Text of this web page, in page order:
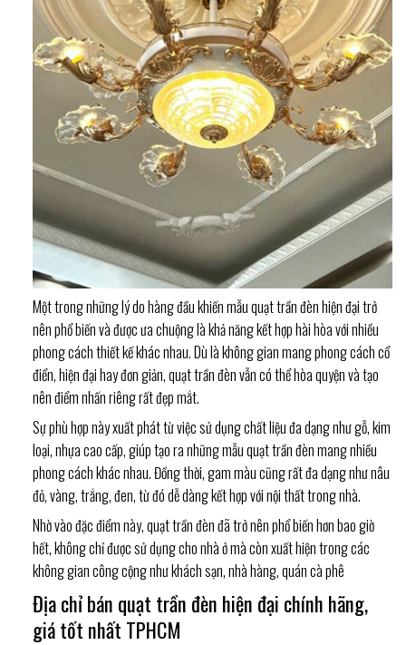
Một trong những lý do hàng đầu khiến mẫu quạt trần đèn hiện đại trở
nên phổ biến và được ưa chuộng là khả năng kết hợp hài hòa với nhiều
phong cách thiết kế khác nhau. Dù là không gian mang phong cách cổ
điển, hiện đại hay đơn giản, quạt trần đèn vẫn có thể hòa quyện và tạo
nên điểm nhấn riêng rất đẹp mắt.
Sự phù hợp này xuất phát từ việc sử dụng chất liệu đa dạng như gỗ, kim
loại, nhựa cao cấp, giúp tạo ra những mẫu quạt trần đèn mang nhiều
phong cách khác nhau. Đồng thời, gam màu cũng rất đa dạng như nâu
đỏ, vàng, trắng, đen, từ đó dễ dàng kết hợp với nội thất trong nhà.
Nhờ vào đặc điểm này, quạt trần đèn đã trở nên phổ biến hơn bao giờ
hết, không chỉ được sử dụng cho nhà ở mà còn xuất hiện trong các
không gian công cộng như khách sạn, nhà hàng, quán cà phê
Địa chỉ bán quạt trần đèn hiện đại chính hãng,
giá tốt nhất TPHCM